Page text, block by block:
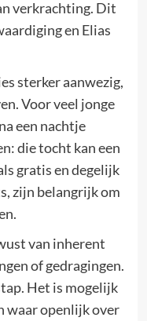
verkrachting. Dit
en Elias
sterker aanwezig,
Voor veel jonge
een nachtje
die tocht kan een
gratis en degelijk
zijn belangrijk om
van inherent
of gedragingen.
Het is mogelijk
waar openlijk over